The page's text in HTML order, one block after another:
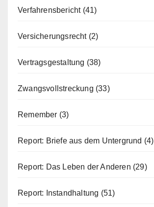
Verfahrensbericht(41)
Versicherungsrecht(2)
Vertragsgestaltung (38)
Zwangsvollstreckung (33)
Remember (3)
Report: Briefe aus dem Untergrund (4)
Report: Das Leben der Anderen (29)
Report: Instandhaltung (51)